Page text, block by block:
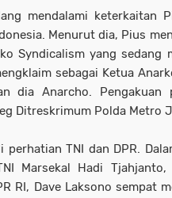
mendalami keterkaitan
Menurut dia, Pius
Syndicalism yang sedang
sebagai Ketua
dia Anarcho.
Ditreskrimum Polda Metro
perhatian TNI dan DPR.
Marsekal Hadi
RI, Dave Laksono sempat